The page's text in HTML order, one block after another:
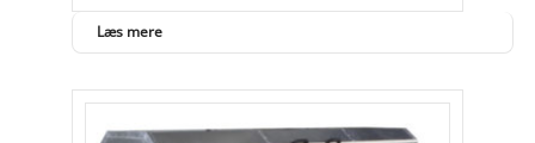
Læs mere